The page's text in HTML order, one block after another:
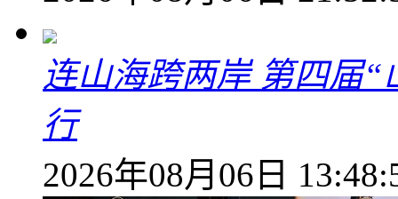
连山海跨两岸 第四届
行
2026年08月06日